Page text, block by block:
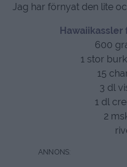
Jag har förnyat den lite
600
1 stor
15
3 dl
1 dl
2